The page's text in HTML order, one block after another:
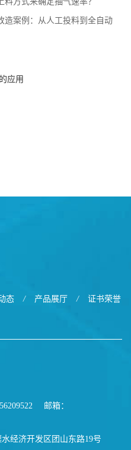
造案例：从人工投料到全自动
应用
态 / 产品展厅 / 证书荣誉
邮箱：
经济开发区团山东路19号